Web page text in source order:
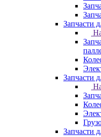
Запчасти
Запчасти
Запчасти